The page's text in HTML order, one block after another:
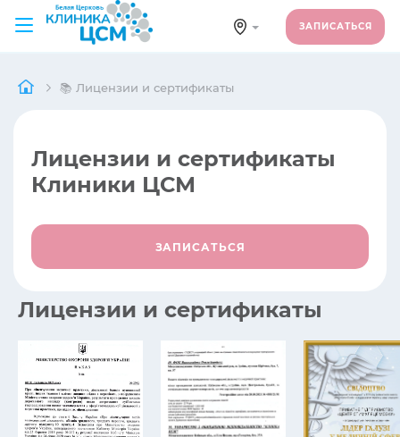
ЗАПИСАТЬСЯ
📚 Лицензии и сертификаты
Лицензии и сертификаты
Клиники ЦСМ
ЗАПИСАТЬСЯ
Лицензии и сертификаты